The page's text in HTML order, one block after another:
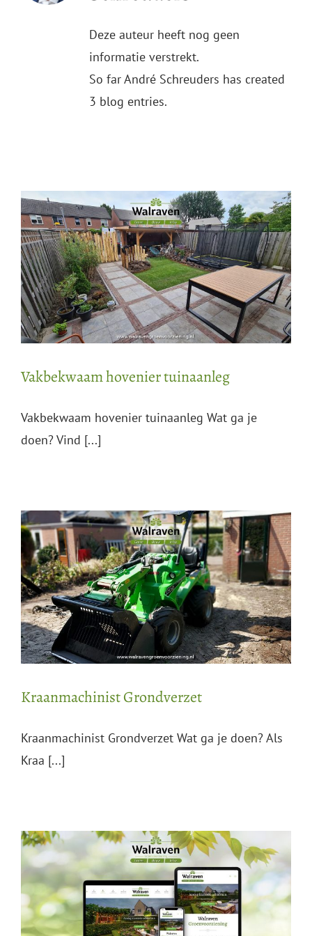
Deze auteur heeft nog geen
informatie verstrekt.
So far André Schreuders has created
3 blog entries.
Vakbekwaam hovenier tuinaanleg
Vakbekwaam hovenier tuinaanleg Wat ga je
doen? Vind [...]
Kraanmachinist Grondverzet
Kraanmachinist Grondverzet Wat ga je doen? Als
Kraa [...]